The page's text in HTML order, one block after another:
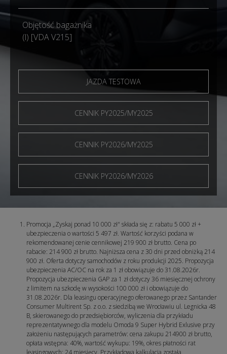
Objętość bagażnika
(l) [VDA V215]
JAZDA TESTOWA
CENNIK PY2025/MY2025
CENNIK PY2026/MY2025
CENNIK PY2026/MY2026
Promocja „Zyskaj ponad 10 000 zł" składa się z: rabatu 5 000 zł +
ubezpieczenia o wartości 5 497 zł. Wartość korzyści podana w
rekomendowanej cenie cennikowej 219 900 zł brutto. Cena po
rabacie: 214 900 zł brutto. Najniższa cena z 30 dni przed obniżką 214
900 zł. Oferta dotyczy samochodów z roku produkcji 2025. Propozycja
ubezpieczenia AC/OC na rok za 1 zł obowiązuje do 31.08.2026r.
Propozycja ubezpieczenia GAP za 1 zł dotyczy 36 miesięcznej ochrony
z limitem na szkodę w wysokości 100 000 zł i obowiązuje do
31.08.2026r. Dla leasingu operacyjnego oferowanego przez Santander
Consumer Multirent Sp. z o.o. z siedzibą we Wrocławiu ul. Legnicka 48
B, skierowanego do przedsiębiorców, wyliczenia dla przykładu
reprezentatywnego dla modelu Omoda 9 Super Hybrid Exlusive przy
założeniu następujących parametrów: cena zakupu 214900 zł brutto,
opłata wstępna: 40%, wartość wykupu: 19%, okres płatności rat